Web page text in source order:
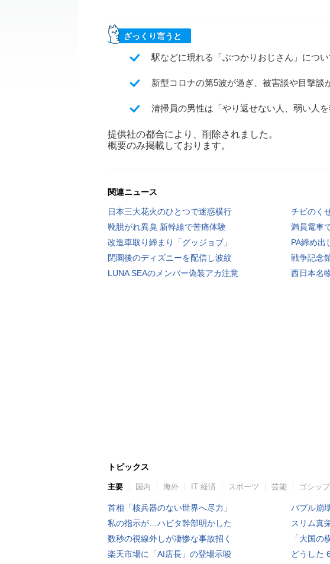
ざっくり言うと
駅などに現れる「ぶつかりおじさん」につ
新型コロナの第5波が過ぎ、被害談や目撃談
清掃員の男性は「やり返せない人、弱い人
提供社の都合により、削除されました。
概要のみ掲載しております。
関連ニュース
日本三大花火のひとつで迷惑横行
チビのく
靴脱がれ異臭 新幹線で苦痛体験
満員電車
改造車取り締まり「グッジョブ」
PA締め出
閉園後のディズニーを配信し波紋
戦争記念
LUNA SEAのメンバー偽装アカ注意
西日本名
トピックス
主要 国内 海外 IT 経済 スポーツ 芸能 ゴシップ
首相「核兵器のない世界へ尽力」
私の指示が…ハビタ幹部明かした
数秒の視線外しが凄惨な事故招く
楽天市場に「AI店長」の登場示唆
バブル崩
スリム真
「大国の
どうした